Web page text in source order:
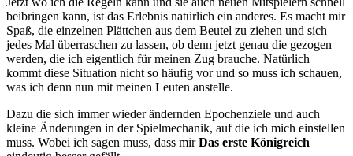
beibringen kann, ist das Erlebnis natürlich ein anderes. Es macht mir
Spaß, die einzelnen Plättchen aus dem Beutel zu ziehen und sich
jedes Mal überraschen zu lassen, ob denn jetzt genau die gezogen
werden, die ich eigentlich für meinen Zug brauche. Natürlich
kommt diese Situation nicht so häufig vor und so muss ich schauen,
was ich denn nun mit meinen Leuten anstelle.
Dazu die sich immer wieder ändernden Epochenziele und auch
kleine Änderungen in der Spielmechanik, auf die ich mich einstellen
muss. Wobei ich sagen muss, dass mirDas erste Königreich